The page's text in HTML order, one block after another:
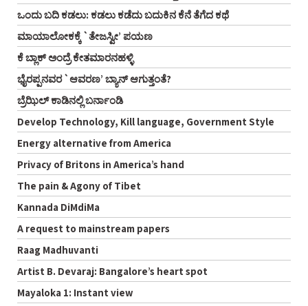
ಒಂದು ಬದಿ ಕಡಲು: ಕಡಲು ಕಡೆದು ಬದುಕಿನ ಕೆನೆ ತೆಗೆದ ಕಥೆ
ಮಾಯಾಲೋಕಕ್ಕೆ `ತೇಜಸ್ವೀ’ ಪಯಣ
ಕೆ ಬ್ಲಾಕ್ ಅಂದ್ರೆ ಕೇತಮಾರನಹಳ್ಳಿ
ಭೈರಪ್ಪನವರ `ಆವರಣ’ ಬ್ಯಾನ್ ಆಗುತ್ತಂತೆ?
ಬ್ರೆಝಿಲ್ ಕಾಡಿನಲ್ಲಿ ಬರ್ನಾಂಡಿ
Develop Technology, Kill language, Government Style
Energy alternative from America
Privacy of Britons in America’s hand
The pain & Agony of Tibet
Kannada DiMdiMa
A request to mainstream papers
Raag Madhuvanti
Artist B. Devaraj: Bangalore’s heart spot
Mayaloka 1: Instant view